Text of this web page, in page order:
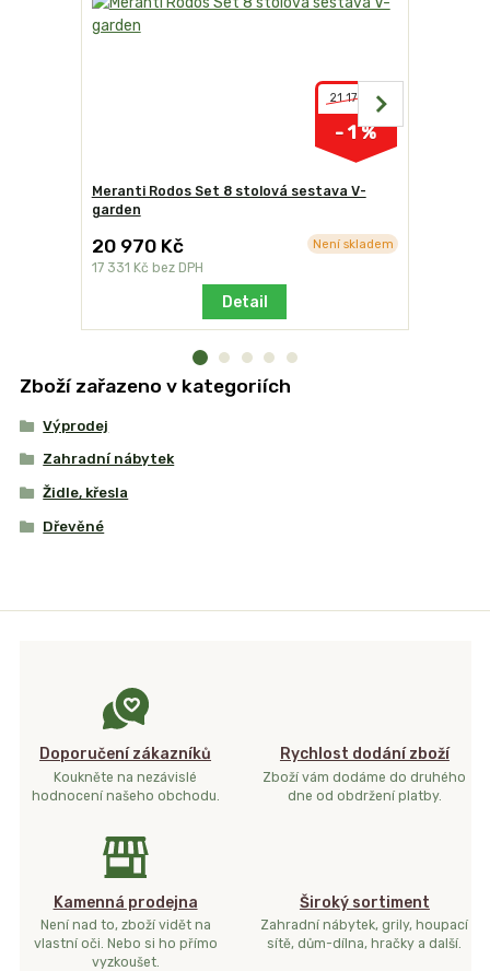
21 170 Kč
- 1 %
Meranti Rodos Set 8 stolová sestava V-
garden
20 970 Kč
17 331 Kč bez DPH
Není skladem
Detail
Zboží zařazeno v kategoriích
Výprodej
Zahradní nábytek
Židle, křesla
Dřevěné
Doporučení zákazníků
Koukněte na nezávislé
hodnocení našeho obchodu.
Rychlost dodání zboží
Zboží vám dodáme do druhého
dne od obdržení platby.
Kamenná prodejna
Není nad to, zboží vidět na
vlastní oči. Nebo si ho přímo
vyzkoušet.
Široký sortiment
Zahradní nábytek, grily, houpací
sítě, dům-dílna, hračky a další.